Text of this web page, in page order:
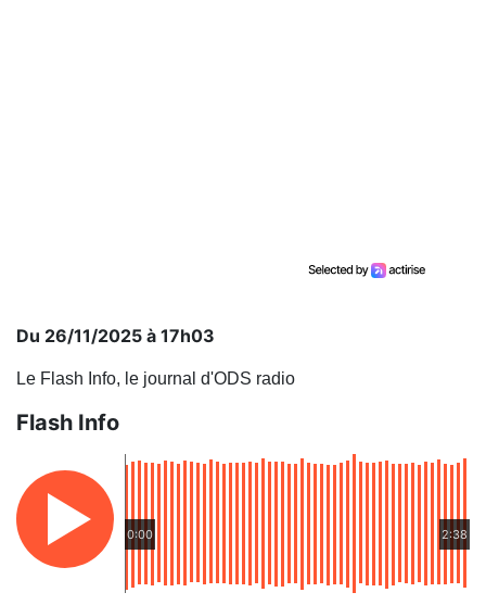
Du 26/11/2025 à 17h03
Le Flash Info, le journal d'ODS radio
Flash Info
0:00 2:38